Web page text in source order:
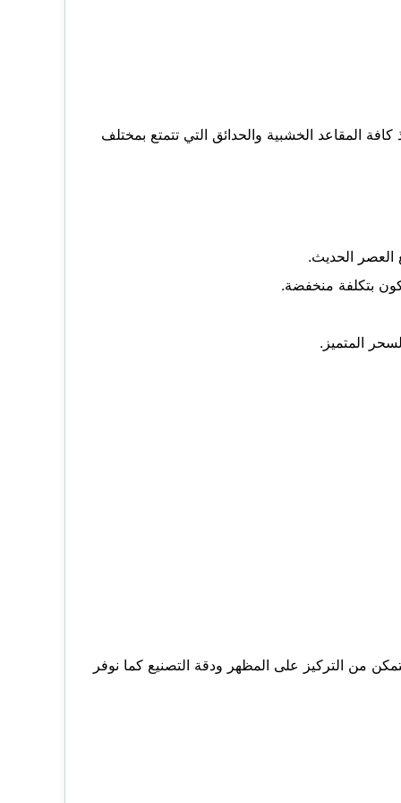
المقاعد الخشبية والحدائق التي تتمتع بمختلف
العصر الحديث.
بتكلفة منخفضة.
المتميز.
من التركيز على المظهر ودقة التصنيع كما نوفر